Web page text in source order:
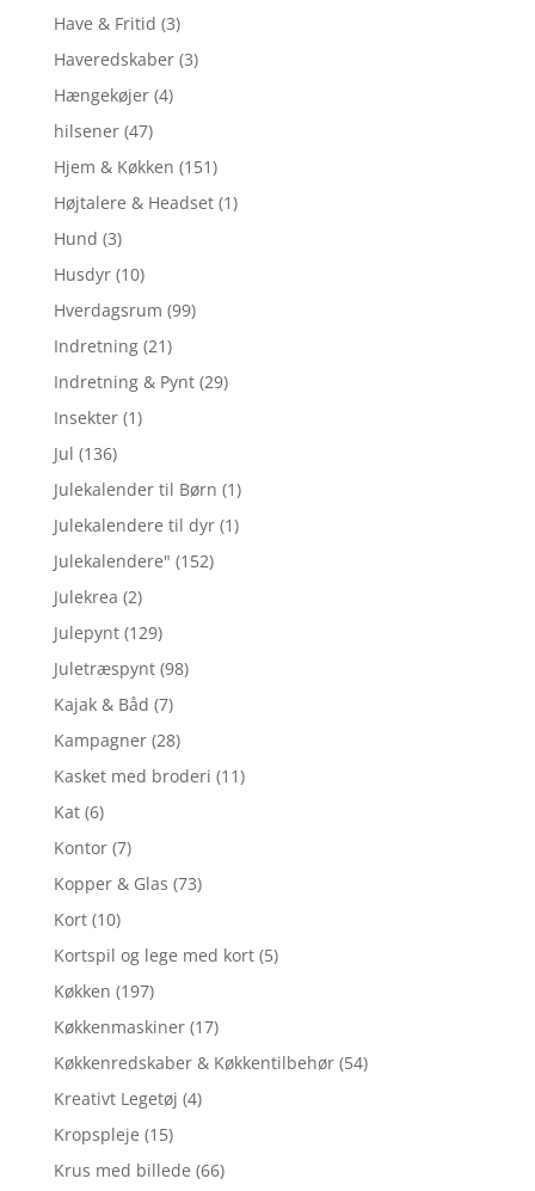
Have & Fritid (3)
Haveredskaber (3)
Hængekøjer (4)
hilsener (47)
Hjem & Køkken (151)
Højtalere & Headset (1)
Hund (3)
Husdyr (10)
Hverdagsrum (99)
Indretning (21)
Indretning & Pynt (29)
Insekter (1)
Jul (136)
Julekalender til Børn (1)
Julekalendere til dyr (1)
Julekalendere" (152)
Julekrea (2)
Julepynt (129)
Juletræspynt (98)
Kajak & Båd (7)
Kampagner (28)
Kasket med broderi (11)
Kat (6)
Kontor (7)
Kopper & Glas (73)
Kort (10)
Kortspil og lege med kort (5)
Køkken (197)
Køkkenmaskiner (17)
Køkkenredskaber & Køkkentilbehør (54)
Kreativt Legetøj (4)
Kropspleje (15)
Krus med billede (66)